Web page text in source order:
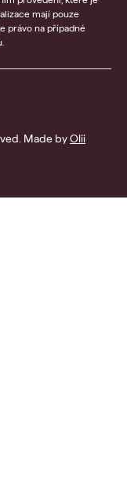
mají pouze
právo na případné
Made byOlii